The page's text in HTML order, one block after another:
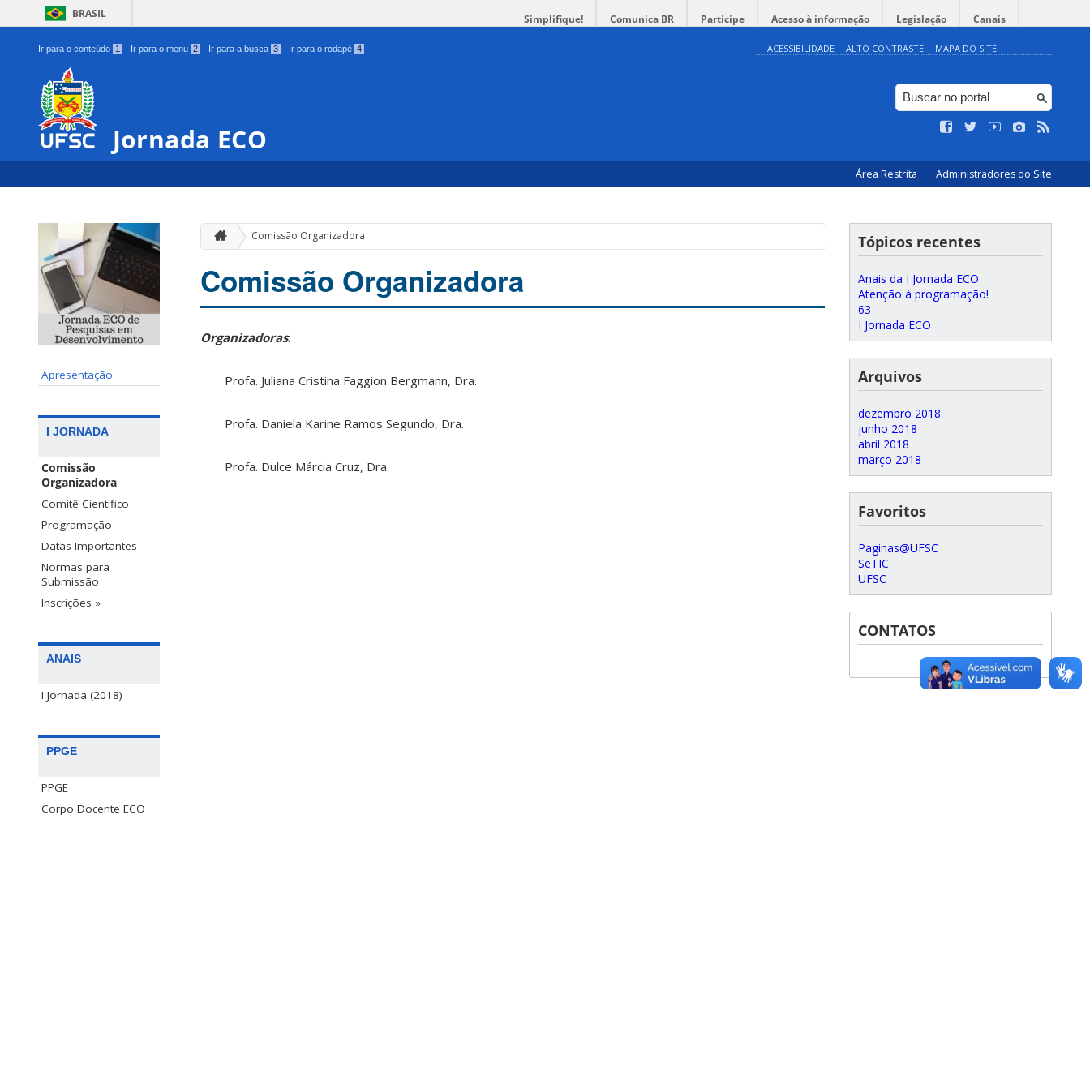
BRASIL Simplifique! Comunica BR Participe Acesso à informação Legislação Canais
Ir para o conteúdo 1 Ir para o menu 2 Ir para a busca 3 Ir para o rodapé 4 ACESSIBILIDADE ALTO CONTRASTE MAPA DO SITE
Jornada ECO
Área Restrita Administradores do Site
Apresentação
I JORNADA
Comissão
Organizadora
Comitê Científico
Programação
Datas Importantes
Normas para
Submissão
Inscrições »
ANAIS
I Jornada (2018)
PPGE
PPGE
Corpo Docente ECO
Comissão Organizadora
Comissão Organizadora
Organizadoras:
Profa. Juliana Cristina Faggion Bergmann, Dra.
Profa. Daniela Karine Ramos Segundo, Dra.
Profa. Dulce Márcia Cruz, Dra.
Tópicos recentes
Anais da I Jornada ECO
Atenção à programação!
63
I Jornada ECO
Arquivos
dezembro 2018
junho 2018
abril 2018
março 2018
Favoritos
Paginas@UFSC
SeTIC
UFSC
CONTATOS